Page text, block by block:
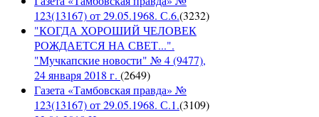
123(13167) от 29.05.1968. С.6.(3232)
"КОГДА ХОРОШИЙ ЧЕЛОВЕК
РОЖДАЕТСЯ НА СВЕТ...".
"Мучкапские новости" № 4 (9477),
24 января 2018 г. (2649)
Газета «Тамбовская правда» №
123(13167) от 29.05.1968. С.1.(3109)